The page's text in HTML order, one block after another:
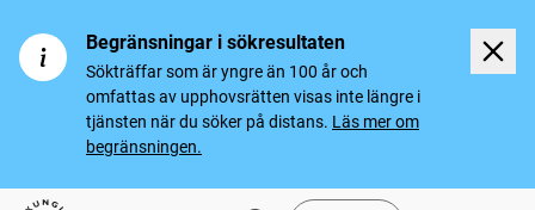
Begränsningar i sökresultaten
Sökträffar som är yngre än 100 år och
omfattas av upphovsrätten visas inte längre i
tjänsten när du söker på distans. Läs mer om
begränsningen.